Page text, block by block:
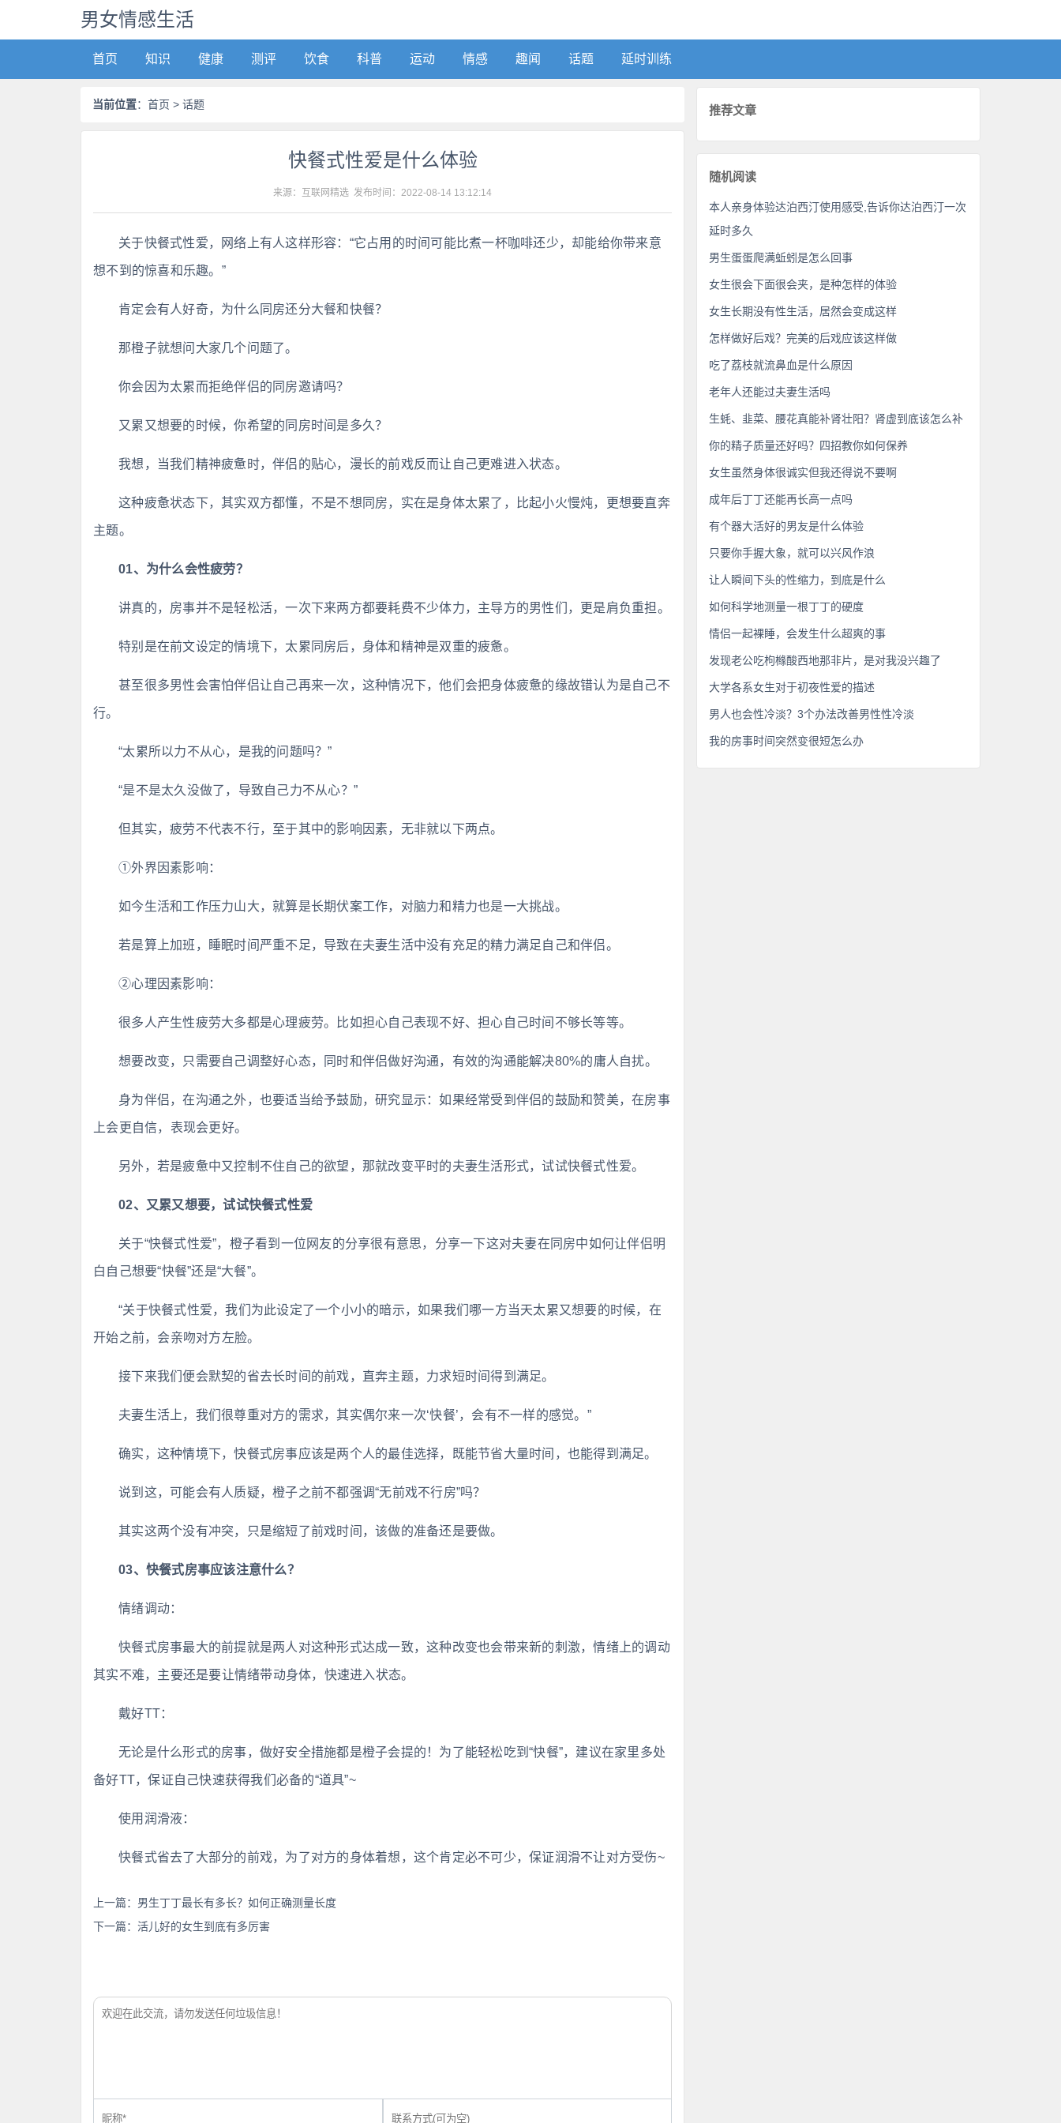
男女情感生活
首页 知识 健康 测评 饮食 科普 运动 情感 趣闻 话题 延时训练
当前位置： 首页 > 话题
快餐式性爱是什么体验
来源：互联网精选 发布时间： 2022-08-14 13:12:14
关于快餐式性爱，网络上有人这样形容：“它占用的时间可能比煮一杯咖啡还少，却能给你带来意
想不到的惊喜和乐趣。”
肯定会有人好奇，为什么同房还分大餐和快餐？
那橙子就想问大家几个问题了。
你会因为太累而拒绝伴侣的同房邀请吗？
又累又想要的时候，你希望的同房时间是多久？
我想，当我们精神疲惫时，伴侣的贴心，漫长的前戏反而让自己更难进入状态。
这种疲惫状态下，其实双方都懂，不是不想同房，实在是身体太累了，比起小火慢炖，更想要直奔
主题。
01、为什么会性疲劳？
讲真的，房事并不是轻松活，一次下来两方都要耗费不少体力，主导方的男性们，更是肩负重担。
特别是在前文设定的情境下，太累同房后，身体和精神是双重的疲惫。
甚至很多男性会害怕伴侣让自己再来一次，这种情况下，他们会把身体疲惫的缘故错认为是自己不
行。
“太累所以力不从心，是我的问题吗？”
“是不是太久没做了，导致自己力不从心？”
但其实，疲劳不代表不行，至于其中的影响因素，无非就以下两点。
①外界因素影响：
如今生活和工作压力山大，就算是长期伏案工作，对脑力和精力也是一大挑战。
若是算上加班，睡眠时间严重不足，导致在夫妻生活中没有充足的精力满足自己和伴侣。
②心理因素影响：
很多人产生性疲劳大多都是心理疲劳。比如担心自己表现不好、担心自己时间不够长等等。
想要改变，只需要自己调整好心态，同时和伴侣做好沟通，有效的沟通能解决80%的庸人自扰。
身为伴侣，在沟通之外，也要适当给予鼓励，研究显示：如果经常受到伴侣的鼓励和赞美，在房事
上会更自信，表现会更好。
另外，若是疲惫中又控制不住自己的欲望，那就改变平时的夫妻生活形式，试试快餐式性爱。
02、又累又想要，试试快餐式性爱
关于“快餐式性爱”，橙子看到一位网友的分享很有意思，分享一下这对夫妻在同房中如何让伴侣明
白自己想要“快餐”还是“大餐”。
“关于快餐式性爱，我们为此设定了一个小小的暗示，如果我们哪一方当天太累又想要的时候，在
开始之前，会亲吻对方左脸。
接下来我们便会默契的省去长时间的前戏，直奔主题，力求短时间得到满足。
夫妻生活上，我们很尊重对方的需求，其实偶尔来一次‘快餐’，会有不一样的感觉。”
确实，这种情境下，快餐式房事应该是两个人的最佳选择，既能节省大量时间，也能得到满足。
说到这，可能会有人质疑，橙子之前不都强调“无前戏不行房”吗？
其实这两个没有冲突，只是缩短了前戏时间，该做的准备还是要做。
03、快餐式房事应该注意什么？
情绪调动：
快餐式房事最大的前提就是两人对这种形式达成一致，这种改变也会带来新的刺激，情绪上的调动
其实不难，主要还是要让情绪带动身体，快速进入状态。
戴好TT：
无论是什么形式的房事，做好安全措施都是橙子会提的！为了能轻松吃到“快餐”，建议在家里多处
备好TT，保证自己快速获得我们必备的“道具”~
使用润滑液：
快餐式省去了大部分的前戏，为了对方的身体着想，这个肯定必不可少，保证润滑不让对方受伤~
上一篇： 男生丁丁最长有多长？如何正确测量长度
下一篇： 活儿好的女生到底有多厉害
推荐文章
随机阅读
本人亲身体验达泊西汀使用感受,告诉你达泊西汀一次
延时多久
男生蛋蛋爬满蚯蚓是怎么回事
女生很会下面很会夹，是种怎样的体验
女生长期没有性生活，居然会变成这样
怎样做好后戏？完美的后戏应该这样做
吃了荔枝就流鼻血是什么原因
老年人还能过夫妻生活吗
生蚝、韭菜、腰花真能补肾壮阳？肾虚到底该怎么补
你的精子质量还好吗？四招教你如何保养
女生虽然身体很诚实但我还得说不要啊
成年后丁丁还能再长高一点吗
有个器大活好的男友是什么体验
只要你手握大象，就可以兴风作浪
让人瞬间下头的性缩力，到底是什么
如何科学地测量一根丁丁的硬度
情侣一起裸睡，会发生什么超爽的事
发现老公吃枸橼酸西地那非片，是对我没兴趣了
大学各系女生对于初夜性爱的描述
男人也会性冷淡？3个办法改善男性性冷淡
我的房事时间突然变很短怎么办